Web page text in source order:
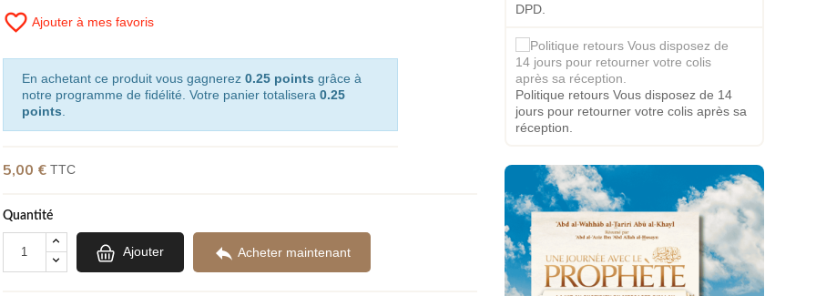
favorite_border Ajouter à mes favoris
En achetant ce produit vous gagnerez 0.25 points grâce à
notre programme de fidélité. Votre panier totalisera 0.25
points
5,00 €TTC
Quantité
Ajouter  Acheter maintenant
DPD.
Politique retours Vous disposez de 14
jours pour retourner votre colis après sa
réception.